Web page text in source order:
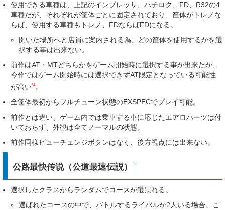
使用できる車種は、上記のインプレッサ、ハチロク、FD、R32の4
車種だが、それぞれが筐体ごとに固定されており、筐体がトレノな
らば、使用する車種もトレノ、FDならばFDになる。
開いた場所へと店員に案内される為、どの筐体を使用するかを選
択する事は出来ない。
前作はAT・MTどちらかをゲーム開始時に選択する事が出来たが、
今作ではゲーム開始時には選択できずAT限定となっている可能性
が高い*4。
全筐体最初からフルチューン状態のEXSPECでプレイ可能。
前作とは違い、ゲーム内では乗車する車に応じたエアロパーツは付
いておらず、外観は全てノーマルの状態。
前作同様ビューチェンジボタンはなく、後方視点には出来ない。
公路最快传说（公道最速伝説）†
選択したクラスからランダムでコースが選ばれる。
選ばれたコースの中で、バトルするライバルが2人いる場合、こ